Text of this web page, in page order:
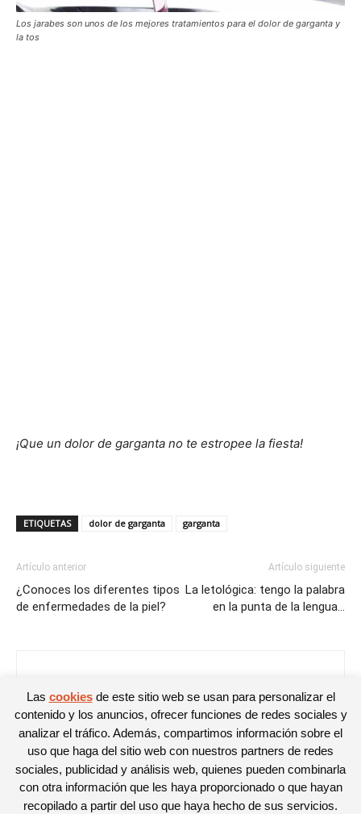
Los jarabes son unos de los mejores tratamientos para el dolor de garganta y
la tos
¡Que un dolor de garganta no te estropee la fiesta!
ETIQUETAS dolor de garganta garganta
Artículo anterior
¿Conoces los diferentes tipos
de enfermedades de la piel?
Artículo siguiente
La letológica: tengo la palabra
en la punta de la lengua…
Las cookiesde este sitio web se usan para personalizar el
contenido y los anuncios, ofrecer funciones de redes sociales y
analizar el tráfico. Además, compartimos información sobre el
uso que haga del sitio web con nuestros partners de redes
sociales, publicidad y análisis web, quienes pueden combinarla
con otra información que les haya proporcionado o que hayan
recopilado a partir del uso que haya hecho de sus servicios.